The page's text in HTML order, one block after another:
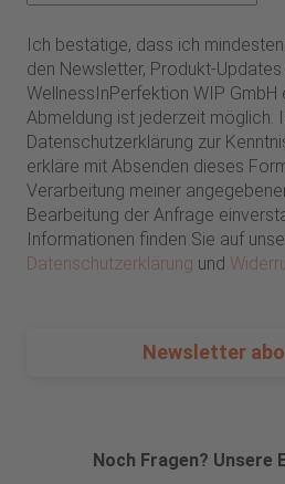
Ich bestätige, dass ich
den Newsletter, Produkt-
WellnessInPerfektion WIP GmbH
Abmeldung ist jederzeit möglich.
Datenschutzerklärung zur
erkläre mit Absenden dieses
Verarbeitung meiner
Bearbeitung der Anfrage
Informationen finden Sie auf
Datenschutzerklärung und
Newsletter
Noch Fragen? Unsere